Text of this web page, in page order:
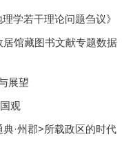
学若干理论问题刍议》
馆藏图书文献专题数据
展望
观
·州郡>所载政区的时代